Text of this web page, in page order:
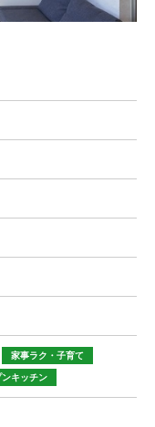
家事ラク・子育て
ンキッチン